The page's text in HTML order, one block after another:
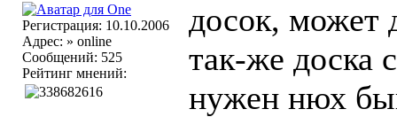
Регистрация: 10.10.2006
Адрес: » online
Сообщений: 525
Рейтинг мнений:
досок, может
так-же доска
нужен нюх